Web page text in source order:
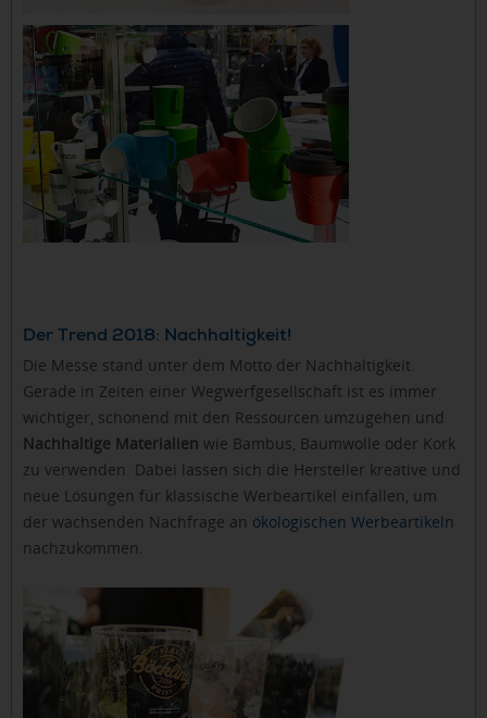
Der Trend 2018: Nachhaltigkeit!
Die Messe stand unter dem Motto der Nachhaltigkeit.
Gerade in Zeiten einer Wegwerfgesellschaft ist es immer
wichtiger, schonend mit den Ressourcen umzugehen und
Nachhaltige Materialien wie Bambus, Baumwolle oder Kork
zu verwenden. Dabei lassen sich die Hersteller kreative und
neue Lösungen für klassische Werbeartikel einfallen, um
der wachsenden Nachfrage an ökologischen Werbeartikeln
nachzukommen.